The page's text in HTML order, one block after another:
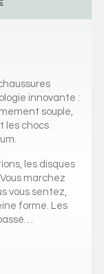
innovante :
souple,
les chocs
les disques
marchez
vous sentez,
forme. Les